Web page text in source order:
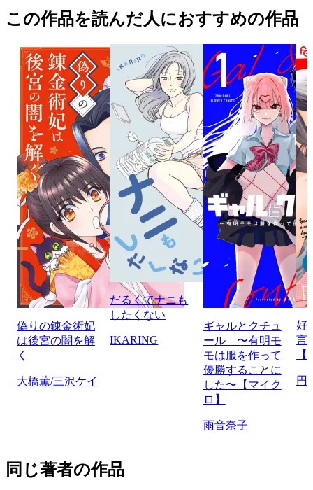
この作品を読んだ人におすすめの作品
偽りの錬金術妃
は後宮の闇を解
く
大橋薫/三沢ケイ
だるくてナニも
したくない
IKARING
ギャルとクチュ
ール 〜有明モ
モは服を作って
優勝することに
した〜【マイク
ロ】
雨音奈子
好
言
円
同じ著者の作品